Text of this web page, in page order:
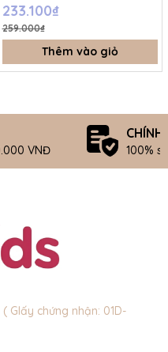
233.100₫
259.000₫
Thêm vào giỏ
VNĐ
CHÍNH
100%
GIấy chứng nhận: 01D-